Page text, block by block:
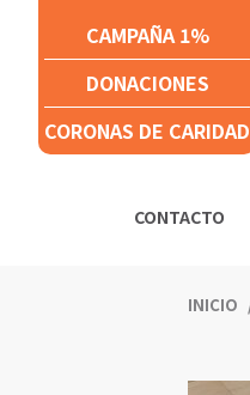
CAMPAÑA 1%
DONACIONES
CORONAS DE CARIDAD
CONTACTO
INICIO